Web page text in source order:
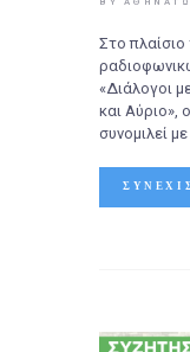
Στο
«Διάλογοι
και Αύριο»,
συνομιλεί